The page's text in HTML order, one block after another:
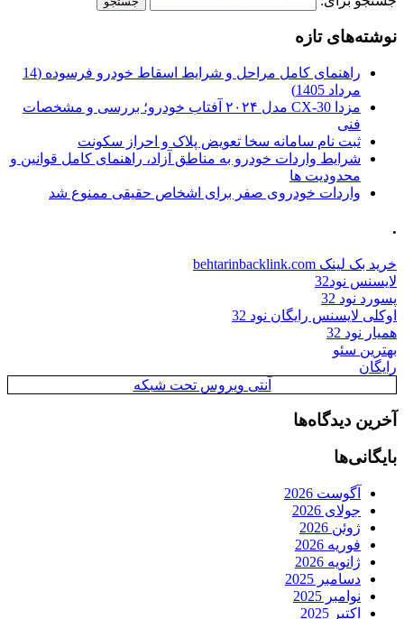
نوشته‌های تازه
راهنمای کامل مراحل و شرایط اسقاط خودرو فرسوده (14
مرداد 1405)
مزدا CX-30 مدل ۲۰۲۴ آفتاب خودرو؛ بررسی و مشخصات
فنی
ثبت نام سامانه سخا تعویض پلاک و احراز سکونت
شرایط واردات خودرو به مناطق آزاد، راهنمای کامل قوانین و
محدودیت ها
واردات خودروی صفر برای اشخاص حقیقی ممنوع شد
.
خرید بک لینک behtarinbacklink.com
لایسنس نود32
پسورد نود 32
اوکلی لایسنس رایگان نود 32
همیار نود 32
بهترین سئو
رایگان
آنتی ویروس تحت شبکه
آخرین دیدگاه‌ها
بایگانی‌ها
آگوست 2026
جولای 2026
ژوئن 2026
فوریه 2026
ژانویه 2026
دسامبر 2025
نوامبر 2025
اکتبر 2025